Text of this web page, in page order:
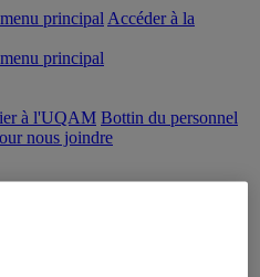
principal Accéder à la
principal
à l'UQAM Bottin du personnel
nous joindre